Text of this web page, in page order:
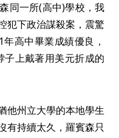
同一所(高中)學校，我
犯下政治謀殺案，震驚
高中畢業成績優良，
子上戴著用美元折成的
他州立大學的本地學生
有持續太久，羅賓森只